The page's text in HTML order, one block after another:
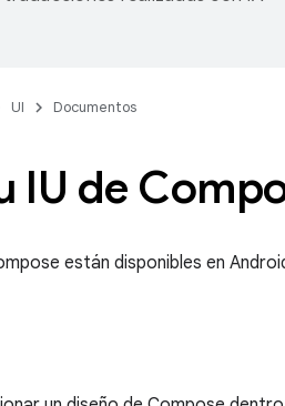
UI Documentos
IU de
están disponibles en